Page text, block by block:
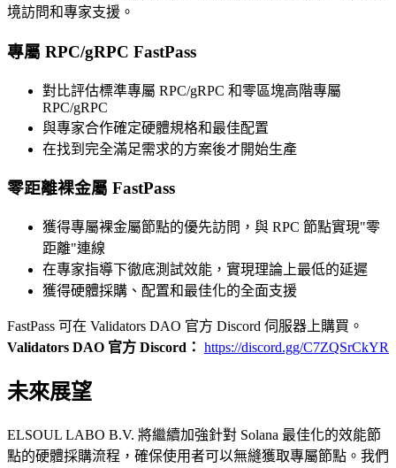
境訪問和專家支援。
專屬 RPC/gRPC FastPass
對比評估標準專屬 RPC/gRPC 和零區塊高階專屬
RPC/gRPC
與專家合作確定硬體規格和最佳配置
在找到完全滿足需求的方案後才開始生產
零距離裸金屬 FastPass
獲得專屬裸金屬節點的優先訪問，與 RPC 節點實現"零
距離"連線
在專家指導下徹底測試效能，實現理論上最低的延遲
獲得硬體採購、配置和最佳化的全面支援
FastPass 可在 Validators DAO 官方 Discord 伺服器上購買。
Validators DAO 官方 Discord： https://discord.gg/C7ZQSrCkYR
未來展望
ELSOUL LABO B.V. 將繼續加強針對 Solana 最佳化的效能節
點的硬體採購流程，確保使用者可以無縫獲取專屬節點。我們